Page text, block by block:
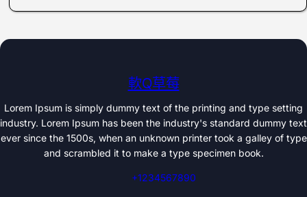
軟Q草莓
Lorem Ipsum is simply dummy text of the printing and type setting
industry. Lorem Ipsum has been the industry's standard dummy text
ever since the 1500s, when an unknown printer took a galley of type
and scrambled it to make a type specimen book.
+1234567890